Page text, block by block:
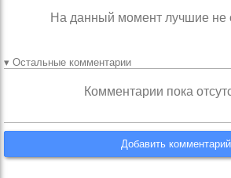
На данный момент лучшие не
▾ Остальные комментарии
Комментарии пока
Добавить комментарий